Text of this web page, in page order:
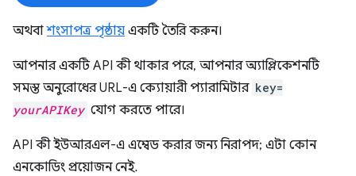
অথবাশংসাপত্র পৃষ্ঠায় একটি তৈরি করুন।
আপনার একটি API কী থাকার পরে, আপনার অ্যাপ্লিকেশনটি
সমস্ত অনুরোধের URL-এ ক্যোয়ারী প্যারামিটার key=
yourAPIKey যোগ করতে পারে।
API কী ইউআরএল-এ এম্বেড করার জন্য নিরাপদ; এটা কোন
এনকোডিং প্রয়োজন নেই.